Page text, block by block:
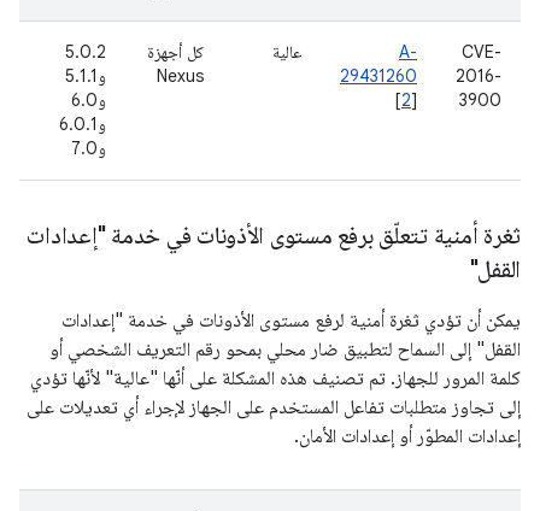
CVE-
2016-
3900
A-
29431260
[2]
عالية
كل أجهزة
Nexus
5.0.2
و5.1.1
و6.0
و6.0.1
و7.0
ثغرة أمنية تتعلّق برفع مستوى الأذونات في خدمة "إعدادات
القفل"
يمكن أن تؤدي ثغرة أمنية لرفع مستوى الأذونات في خدمة "إعدادات
القفل" إلى السماح لتطبيق ضار محلي بمحو رقم التعريف الشخصي أو
كلمة المرور للجهاز. تم تصنيف هذه المشكلة على أنّها "عالية" لأنّها تؤدي
إلى تجاوز متطلبات تفاعل المستخدم على الجهاز لإجراء أي تعديلات على
إعدادات المطوّر أو إعدادات الأمان.